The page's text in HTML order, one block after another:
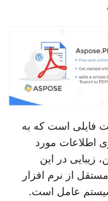
است که به
اطلاعات مورد
زیبایی در این
از نرم افزار
عامل است.